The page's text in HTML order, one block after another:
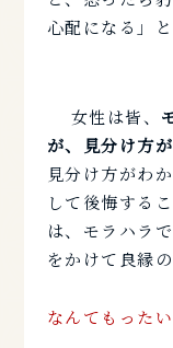
心配になる」
女性は皆、
が、見分け方
見分け方がわ
して後悔する
は、モラハラ
をかけて良縁
なんてもった